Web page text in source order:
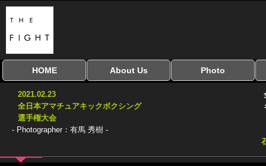
HOME
全興行を表示
ナイスミドル
アマチュアキック
協議会
全日本学生キック
建武館キッズ大会
Bigbang
おやじファイト
About Us Photo
2021.02.23
全日本アマチュアキックボクシング
選手権大会
- Photographer：有馬 秀樹 -